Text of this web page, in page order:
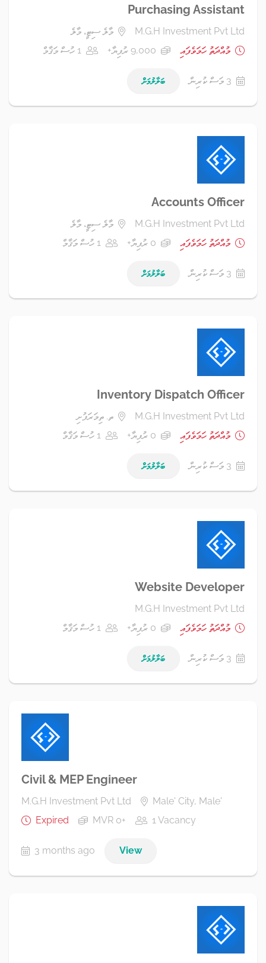
Purchasing Assistant
M.G.H Investment Pvt Ltd
މާލެ ސިޓީ، މާލެ
މުއްދަތު ހަމަވެފައި
9,000 ރުފިޔާ+ 1 ހުސް މަޤާމް
3 މަސް ކުރިން ބަލާލުމަށް
Accounts Officer
M.G.H Investment Pvt Ltd
މާލެ ސިޓީ، މާލެ
މުއްދަތު ހަމަވެފައި
0 ރުފިޔާ+ 1 ހުސް މަޤާމް
3 މަސް ކުރިން ބަލާލުމަށް
Inventory Dispatch Officer
M.G.H Investment Pvt Ltd
ތ. ތިމަރަފުށި
މުއްދަތު ހަމަވެފައި
0 ރުފިޔާ+ 1 ހުސް މަޤާމް
3 މަސް ކުރިން ބަލާލުމަށް
Website Developer
M.G.H Investment Pvt Ltd
މުއްދަތު ހަމަވެފައި
0 ރުފިޔާ+ 1 ހުސް މަޤާމް
3 މަސް ކުރިން ބަލާލުމަށް
Civil & MEP Engineer
M.G.H Investment Pvt Ltd
Male' City, Male'
Expired
MVR 0+ 1 Vacancy
3 months ago View